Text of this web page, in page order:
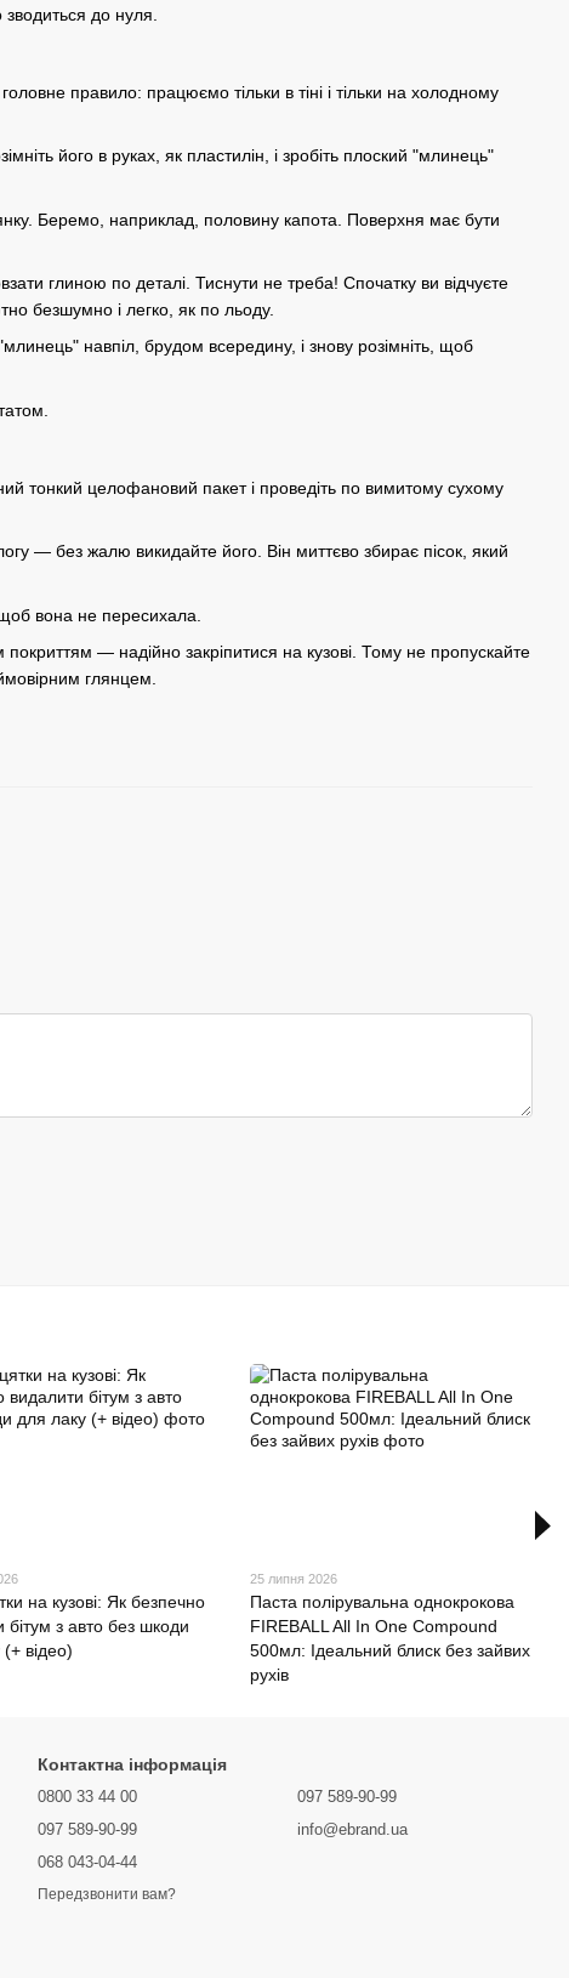
до нуля.
правило: працюємо тільки в тіні і тільки на холодному
його в руках, як пластилін, і зробіть плоский "млинець"
Беремо, наприклад, половину капота. Поверхня має бути
глиною по деталі. Тиснути не треба! Спочатку ви відчуєте
безшумно і легко, як по льоду.
навпіл, брудом всередину, і знову розімніть, щоб
тонкий целофановий пакет і проведіть по вимитому сухому
— без жалю викидайте його. Він миттєво збирає пісок, який
вона не пересихала.
— надійно закріпитися на кузові. Тому не пропускайте
глянцем.
на кузові: Як безпечно
бітум з авто без шкоди
відео)
25 липня 2026
Паста полірувальна однокрокова
FIREBALL All In One Compound
500мл: Ідеальний блиск без зайвих
рухів
Контактна інформація
0800 33 44 00
097 589-90-99
068 043-04-44
Передзвонити вам?
097 589-90-99
info@ebrand.ua